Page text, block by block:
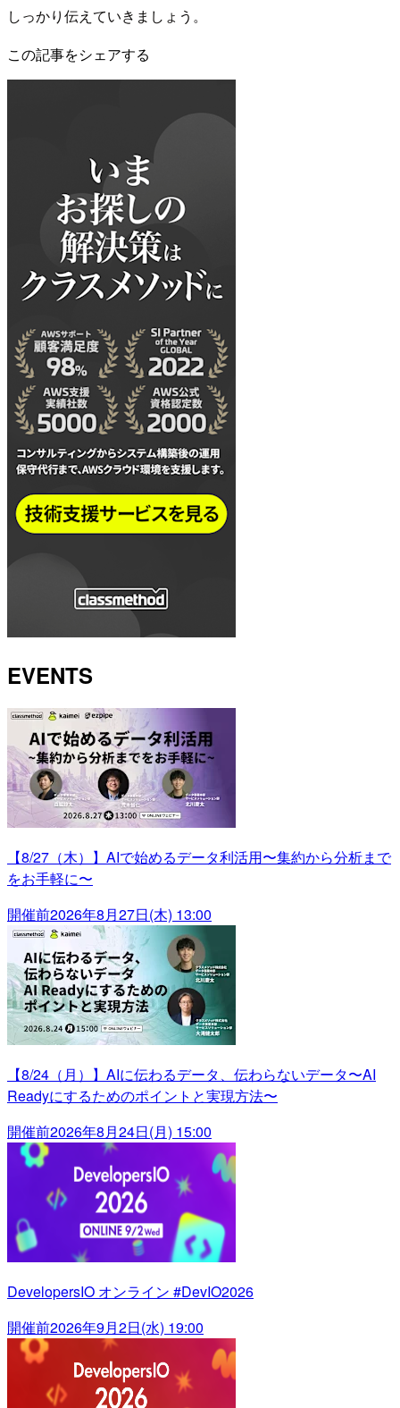
しっかり伝えていきましょう。
この記事をシェアする
EVENTS
【8/27（木）】AIで始めるデータ利活用〜集約から分析まで
をお手軽に〜
開催前2026年8月27日(木) 13:00
【8/24（月）】AIに伝わるデータ、伝わらないデータ〜AI
Readyにするためのポイントと実現方法〜
開催前2026年8月24日(月) 15:00
DevelopersIO オンライン #DevIO2026
開催前2026年9月2日(水) 19:00